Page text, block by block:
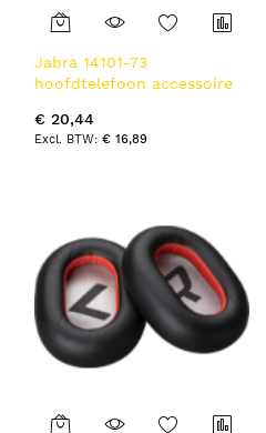
Jabra 14101-73
hoofdtelefoon accessoire
€ 20,44
€ 16,89